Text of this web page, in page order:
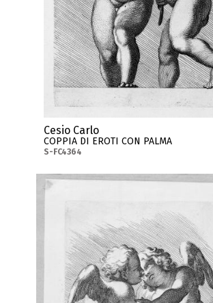
Cesio Carlo
COPPIA DI EROTI CON PALMA
S-FC4364